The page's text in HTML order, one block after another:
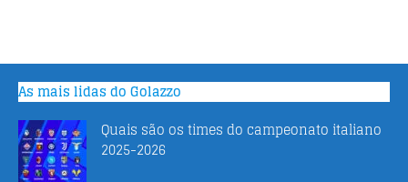
As mais lidas do Golazzo
Quais são os times do campeonato italiano
2025-2026